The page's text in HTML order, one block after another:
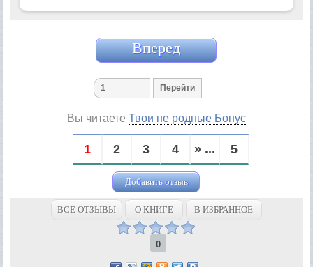
Вперед
Вы читаете Твои не родные Бонус
1 2 3 4 » ... 5
Добавить отзыв
ВСЕ ОТЗЫВЫ О КНИГЕ В ИЗБРАННОЕ
0